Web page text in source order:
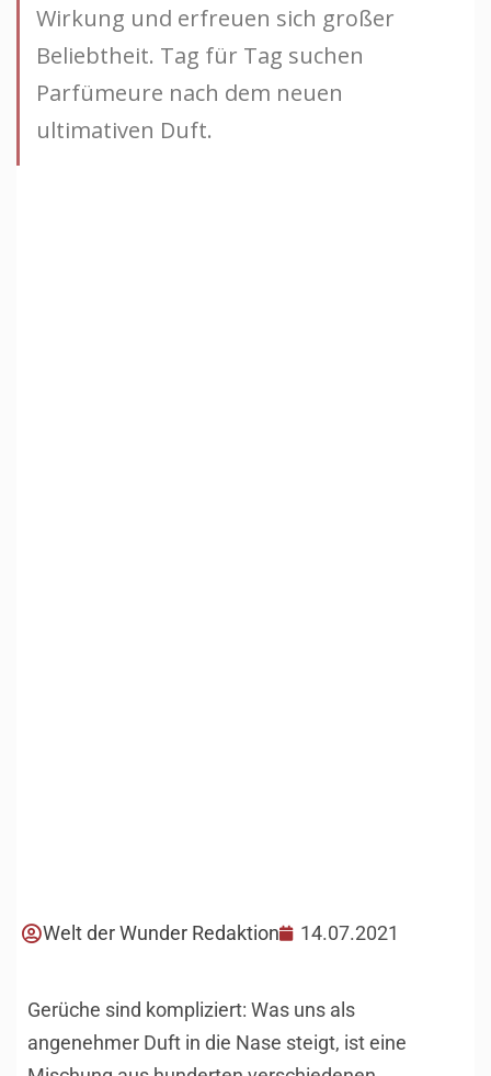
Wirkung und erfreuen sich großer
Beliebtheit. Tag für Tag suchen
Parfümeure nach dem neuen
ultimativen Duft.
Welt der Wunder Redaktion 14.07.2021
Gerüche sind kompliziert: Was uns als
angenehmer Duft in die Nase steigt, ist eine